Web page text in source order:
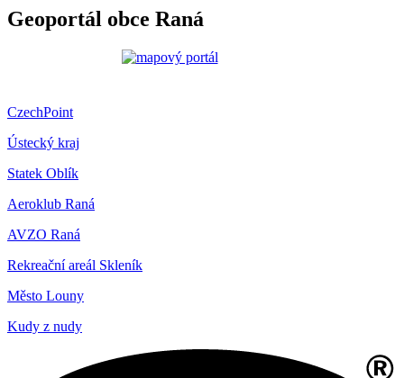
Geoportál obce Raná
CzechPoint
Ústecký kraj
Statek Oblík
Aeroklub Raná
AVZO Raná
Rekreační areál Skleník
Město Louny
Kudy z nudy